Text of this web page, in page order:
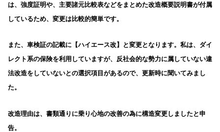
は、強度証明や、主要諸元比較表などをまとめた改造概要説明書が付属
しているため、変更は比較的簡単です。
また、車検証の記載に【ハイエース改】と変更となります。私は、ダイ
レクト系の保険を利用していますが、反社会的な勢力に属していない違
法改造をしていないとの選択項目があるので、更新時に聞いてみまし
た。
改造理由は、書類通りに乗り心地の改善の為に構造変更しましたと申
告。